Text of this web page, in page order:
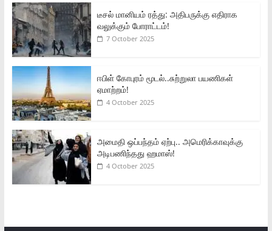
டீசல் மானியம் ரத்து: அதிபருக்கு எதிராக
வலுக்கும் போராட்டம்!
7 October 2025
ஈபிள் கோபுரம் மூடல்..சுற்றுலா பயணிகள்
ஏமாற்றம்!
4 October 2025
அமைதி ஒப்பந்தம் ஏற்பு.. அமெரிக்காவுக்கு
அடிபணிந்தது ஹமாஸ்!
4 October 2025